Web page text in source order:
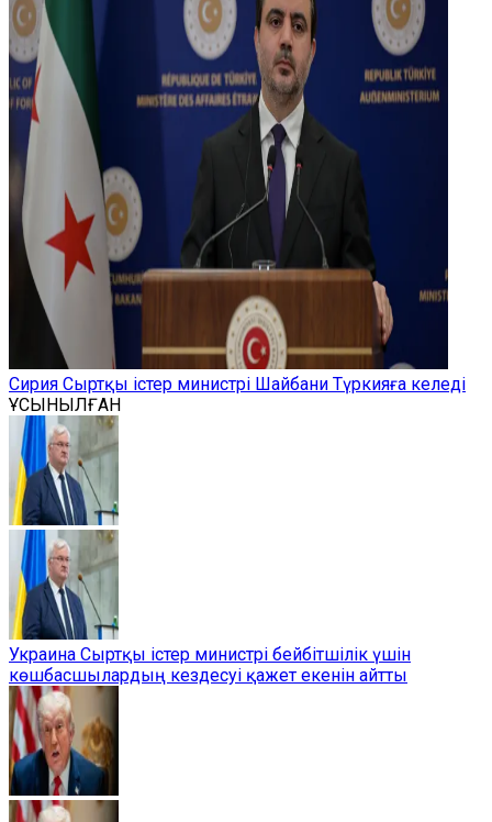
Сирия Сыртқы істер министрі Шайбани Түркияға келеді
ҰСЫНЫЛҒАН
Украина Сыртқы істер министрі бейбітшілік үшін
көшбасшылардың кездесуі қажет екенін айтты